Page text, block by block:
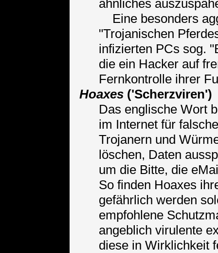
ähnliches
Eine besonders
"Trojanischen
infizierten PCs sog.
die ein Hacker auf
Fernkontrolle ihrer
Hoaxes ('Scherzviren')
Das englische Wort
im Internet für
Trojanern und
löschen, Daten
um die Bitte, die
So finden Hoaxes
gefährlich werden
empfohlene
angeblich virulente
diese in Wirklichkeit